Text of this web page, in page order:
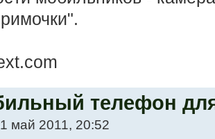
телефон
май 2011, 20:52